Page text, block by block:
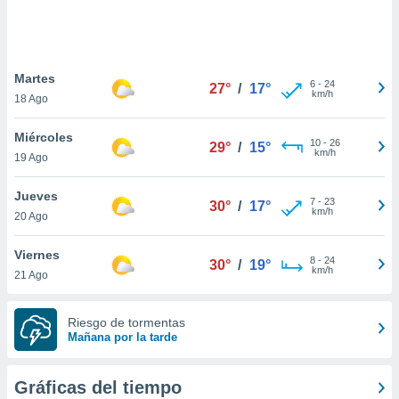
únicos
similares
como
IP
de
traten tus
en
a lo que
Para
Martes
18 Ago
27° / 17° 6- 24
km/h
Miércoles
19 Ago
29° / 15° 10- 26
km/h
Jueves
20 Ago
30° / 17° 7- 23
km/h
Viernes
21 Ago
30° / 19° 8- 24
km/h
Riesgo de tormentas
Mañana por la tarde
Gráficas del tiempo